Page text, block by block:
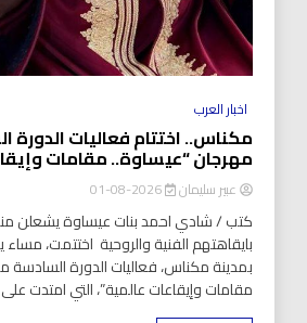
اخبار العرب
مكناس.. اختتام فعاليات
مهرجان “عيساوة.. مقامات
عبير سليمان 2026-08-01
كتب / شادي احمد بنات عيساوة يشعلن
بايقاهتهم الفنية والروحية اختتمت،
بمدينة مكناس، فعاليات الدورة
مقامات وإيقاعات عالمية”، التي امتدت